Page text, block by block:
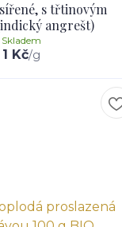
s třtinovým
angrešt)
1 Kč/g
Skladem